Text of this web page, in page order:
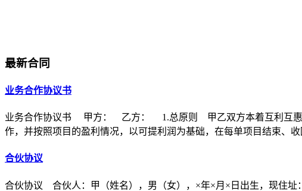
最新合同
业务合作协议书
业务合作协议书 甲方： 乙方： 1.总原则 甲乙双方本着互利互惠
作，并按照项目的盈利情况，以可提利润为基础，在每单项目结束、收
合伙协议
合伙协议 合伙人：甲（姓名），男（女），×年×月×日出生，现住